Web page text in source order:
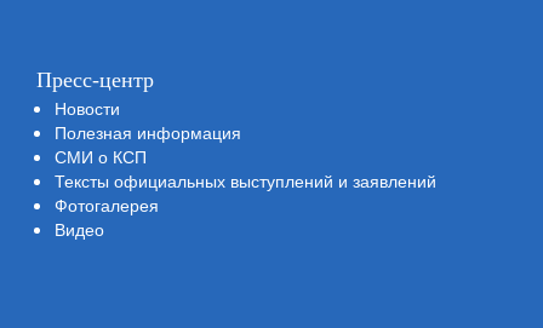
Пресс-центр
Новости
Полезная информация
СМИ о КСП
Тексты официальных выступлений и заявлений
Фотогалерея
Видео